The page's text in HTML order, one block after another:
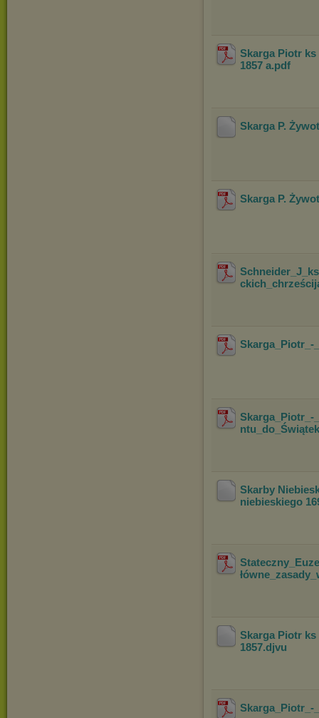
Skarga Piotr
1857 a.pdf
Skarga P.
Skarga P.
Skarga_Piotr_-
Skarga_Piotr_-
ntu_do_Świątek
Skarby
niebieskiego
Skarga Piotr
1857.djvu
Skarga_Piotr_-